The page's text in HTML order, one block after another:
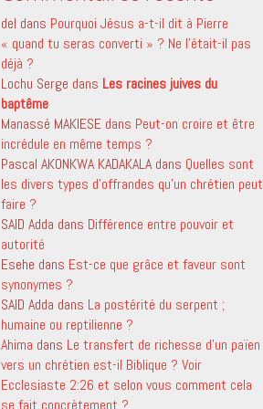
del dans Pourquoi Jésus a-t-il dit à Pierre
« quand tu seras converti » ? Ne l’était-il pas
déjà ?
Lochu Serge dans Les racines juives du
baptême
Manassé MAKIESEdans Peut-on croire et être
incrédule en même temps ?
Pascal AKONKWA KADAKALAdans Quelles sont
les divers types d’offrandes qu’un chrétien peut
faire ?
SAID Adda dans Différence entre pouvoir et
autorité
Esehe dans Est-ce que grâce et faveur sont
synonymes ?
SAID Adda dans La postérité du serpent ;
humaine ou reptilienne ?
Ahima dans Le transfert de richesse d’un païen
vers un chrétien est-il Biblique ? Voir
Ecclesiaste 2:26 et selon vous comment cela
se fait concrètement ?